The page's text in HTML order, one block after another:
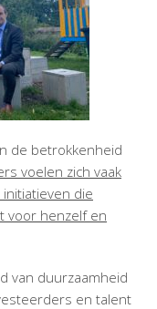
de betrokkenheid
voelen zich vaak
die
voor henzelf en
van duurzaamheid
en talent